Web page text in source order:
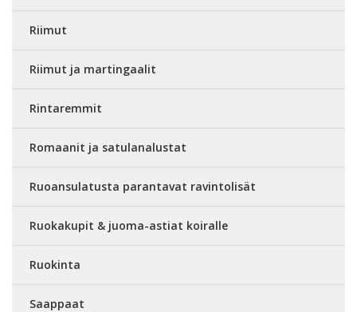
Riimut
Riimut ja martingaalit
Rintaremmit
Romaanit ja satulanalustat
Ruoansulatusta parantavat ravintolisät
Ruokakupit & juoma-astiat koiralle
Ruokinta
Saappaat